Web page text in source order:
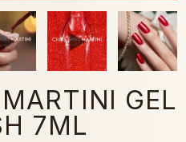
GEL
7ML